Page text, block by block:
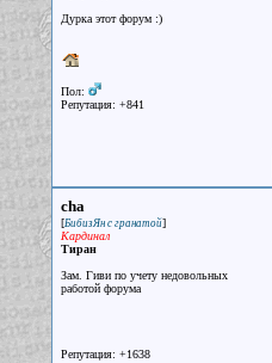
Дурка этот форум :)
Пол:
Репутация: +841
cha
[БибизЯн с гранатой]
Кардинал
Тиран
Зам. Гиви по учету недовольных
работой форума
Репутация: +1638